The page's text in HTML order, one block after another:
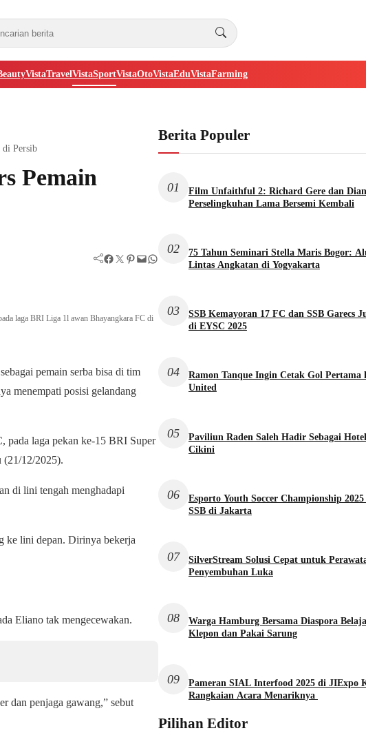
VistaTravelVistaSportVistaOtoVistaEduVistaFarming
di Persib
Pemain
Facebook Twitter Pinterest Mail WhatsApp
laga BRI Liga 1l awan Bhayangkara FC di
pemain serba bisa di tim
menempati posisi gelandang
pada laga pekan ke-15 BRI Super
(21/12/2025).
di lini tengah menghadapi
ke lini depan. Dirinya bekerja
Eliano tak mengecewakan.
dan penjaga gawang,” sebut
Berita Populer
01
Film Unfaithful 2: Richard Gere dan
Perselingkuhan Lama Bersemi Kembali
02
75 Tahun Seminari Stella Maris Bogor:
Lintas Angkatan di Yogyakarta
03
SSB Kemayoran 17 FC dan SSB Garecs
di EYSC 2025
04
Ramon Tanque Ingin Cetak Gol Pertama
United
05
Paviliun Raden Saleh Hadir Sebagai
Cikini
06
Esporto Youth Soccer Championship
SSB di Jakarta
07
SilverStream Solusi Cepat untuk
Penyembuhan Luka
08
Warga Hamburg Bersama Diaspora
Klepon dan Pakai Sarung
09
Pameran SIAL Interfood 2025 di JIExpo
Rangkaian Acara Menariknya
Pilihan Editor